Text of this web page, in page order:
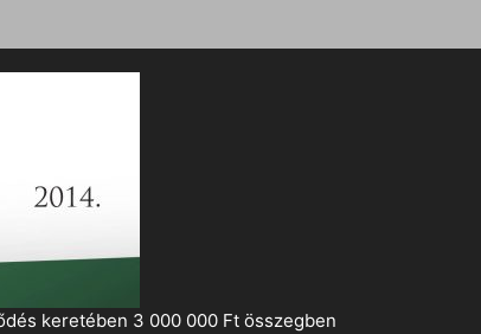
keretében 3 000 000 Ft összegben